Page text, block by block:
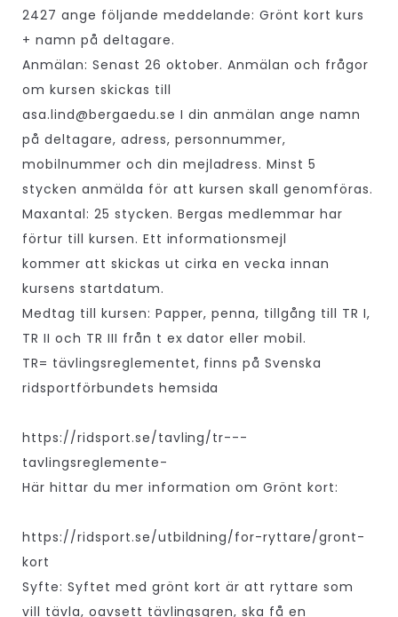
2427 ange följande meddelande: Grönt kort kurs
+ namn på deltagare.
Anmälan: Senast 26 oktober. Anmälan och frågor
om kursen skickas till
asa.lind@bergaedu.se I din anmälan ange namn
på deltagare, adress, personnummer,
mobilnummer och din mejladress. Minst 5
stycken anmälda för att kursen skall genomföras.
Maxantal: 25 stycken. Bergas medlemmar har
förtur till kursen. Ett informationsmejl
kommer att skickas ut cirka en vecka innan
kursens startdatum.
Medtag till kursen: Papper, penna, tillgång till TR I,
TR II och TR III från t ex dator eller mobil.
TR= tävlingsreglementet, finns på Svenska
ridsportförbundets hemsida
https://ridsport.se/tavling/tr---
tavlingsreglemente-
Här hittar du mer information om Grönt kort:
https://ridsport.se/utbildning/for-ryttare/gront-
kort
Syfte: Syftet med grönt kort är att ryttare som
vill tävla, oavsett tävlingsgren, ska få en